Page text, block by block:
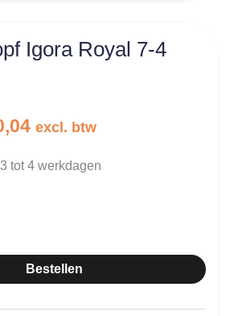
Igora Royal 7-4
Huidige
is:
excl. btw
tot 4 werkdagen
Bestellen